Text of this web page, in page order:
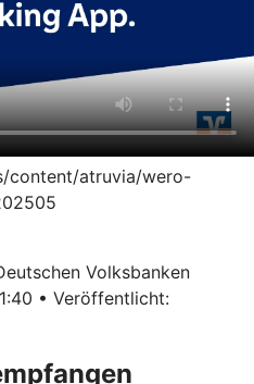
content/atruvia/wero-
Volksbanken
• Veröffentlicht: